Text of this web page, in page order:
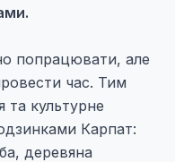
попрацювати, але
час. Тим
культурне
Карпат:
деревяна